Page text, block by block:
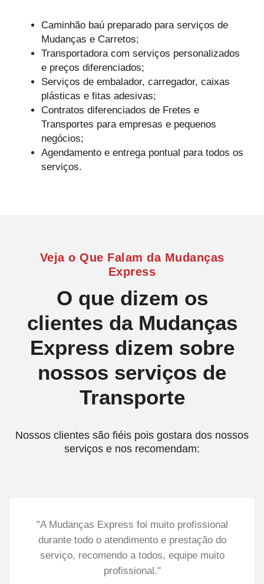
Caminhão baú preparado para serviços de
Mudanças e Carretos;
Transportadora com serviços personalizados
e preços diferenciados;
Serviços de embalador, carregador, caixas
plásticas e fitas adesivas;
Contratos diferenciados de Fretes e
Transportes para empresas e pequenos
negócios;
Agendamento e entrega pontual para todos os
serviços.
Veja o Que Falam da Mudanças
Express
O que dizem os
clientes da Mudanças
Express dizem sobre
nossos serviços de
Transporte
Nossos clientes são fiéis pois gostara dos nossos
serviços e nos recomendam:
"A Mudanças Express foi muito profissional
durante todo o atendimento e prestação do
serviço, recomendo a todos, equipe muito
profissional."